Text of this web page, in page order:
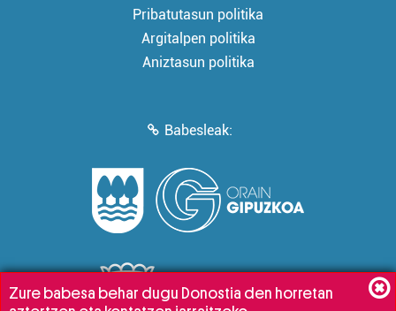
Pribatutasun politika
Argitalpen politika
Aniztasun politika
Babesleak:
Zure babesa behar dugu Donostia den horretan